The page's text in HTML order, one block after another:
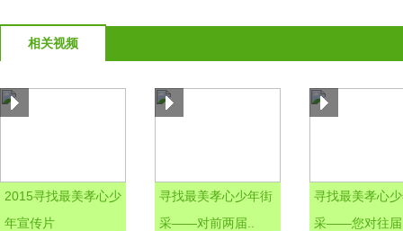
相关视频
2015寻找最美孝心少
年宣传片
寻找最美孝心少年街
采——对前两届..
寻找最美孝心
采——您对往